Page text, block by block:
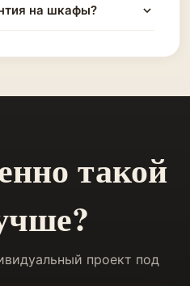
на шкафы?
такой
проект под